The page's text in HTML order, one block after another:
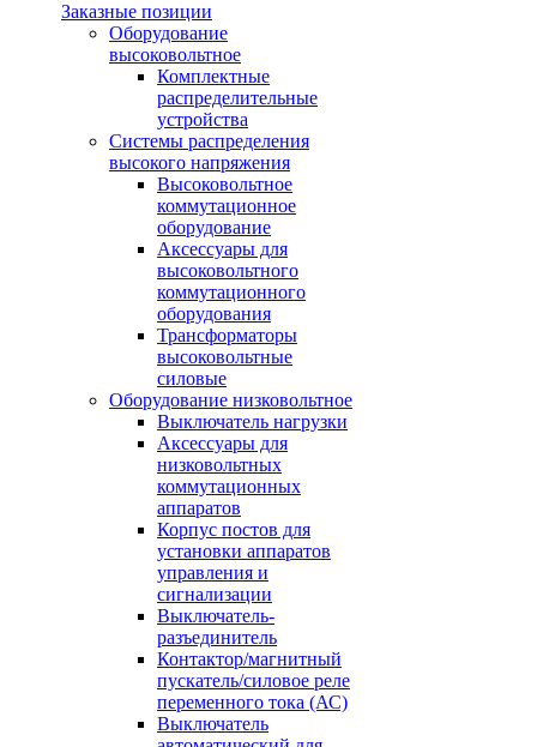
Заказные позиции
Оборудование
высоковольтное
Комплектные
распределительные
устройства
Системы распределения
высокого напряжения
Высоковольтное
коммутационное
оборудование
Аксессуары для
высоковольтного
коммутационного
оборудования
Трансформаторы
высоковольтные
силовые
Оборудование низковольтное
Выключатель нагрузки
Аксессуары для
низковольтных
коммутационных
аппаратов
Корпус постов для
установки аппаратов
управления и
сигнализации
Выключатель-
разъединитель
Контактор/магнитный
пускатель/силовое реле
переменного тока (АС)
Выключатель